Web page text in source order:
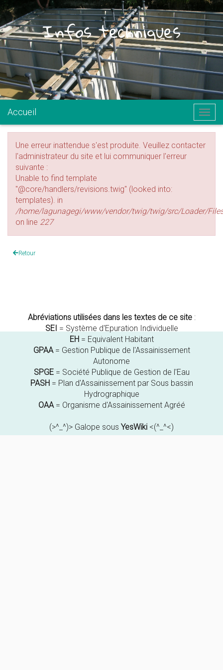
Infos techniques
.
Accueil
Une erreur inattendue s'est produite. Veuillez contacter
l'administrateur du site et lui communiquer l'erreur
suivante :
Unable to find template
"@core/handlers/revisions.twig" (looked into:
templates). in
/home/lagunagegi/www/vendor/twig/twig/src/Loader/
on line 227
Retour
Abréviations utilisées dans les textes de ce site :
SEI = Système d'Epuration Individuelle
EH= Equivalent Habitant
GPAA= Gestion Publique de l'Assainissement
Autonome
SPGE= Société Publique de Gestion de l'Eau
PASH= Plan d'Assainissement par Sous bassin
Hydrographique
OAA= Organisme d'Assainissement Agréé
(>^_^)> Galope sous YesWiki <(^_^<)